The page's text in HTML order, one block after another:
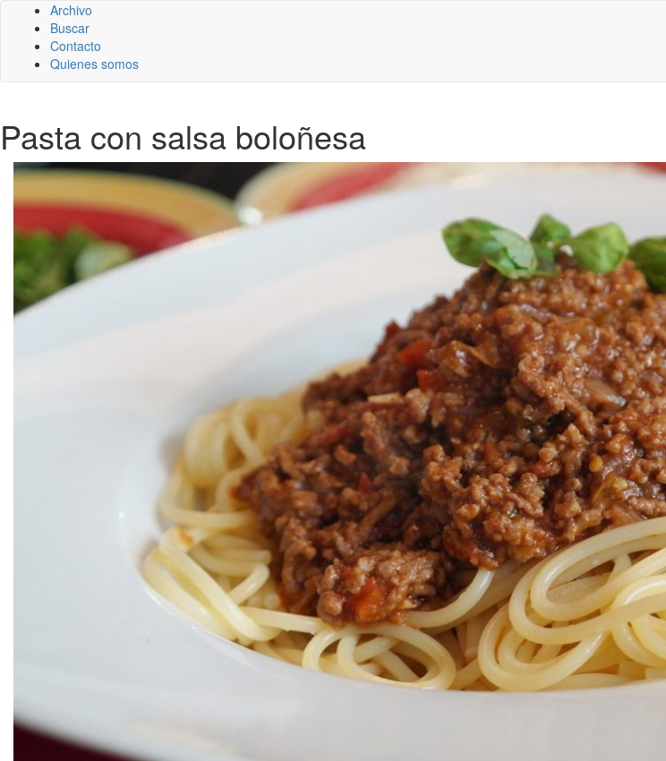
Archivo
Buscar
Contacto
Quienes somos
Pasta con salsa boloñesa